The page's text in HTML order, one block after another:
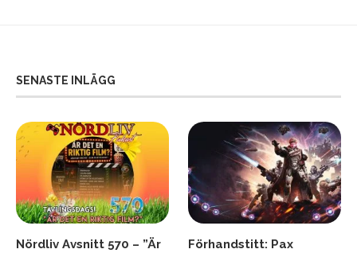
SENASTE INLÄGG
Nördliv Avsnitt 570 – ”Är
Förhandstitt: Pax